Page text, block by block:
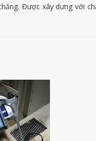
Được xây dựng với